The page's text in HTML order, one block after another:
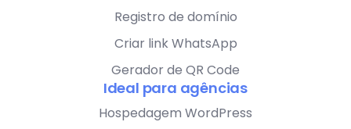
Registro de domínio
Criar link WhatsApp
Gerador de QR Code
Ideal para agências
Hospedagem WordPress